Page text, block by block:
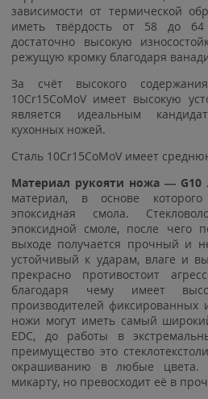
зависимости от термической
иметь твёрдость от 58 до
достаточно высокую
режущую кромку благодаря
За счёт высокого
10Cr15CoMoV имеет высокую
является идеальным
кухонных ножей.
Сталь 10Cr15CoMoV имеет
Материал рукояти ножа — G10 .
материал, в основе
эпоксидная смола.
эпоксидной смоле, после чего
выходе получается прочный и
устойчивый к ударам, влаге и
прекрасно противостоит
благодаря чему имеет
производителей фиксированных
ножи могут иметь самый
EDC, до работы в
преимущество это
окрашиванию в любые
микарту, но превосходит её в